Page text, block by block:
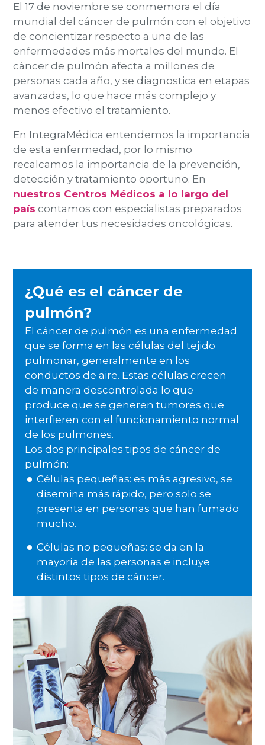
Reserva de Horas
Mi Portal Bupa
modo claro
El 17 de noviembre se conmemora el día
mundial del cáncer de pulmón con el objetivo
de concientizar respecto a una de las
enfermedades más mortales del mundo. El
cáncer de pulmón afecta a millones de
personas cada año, y se diagnostica en etapas
avanzadas, lo que hace más complejo y
menos efectivo el tratamiento.
En IntegraMédica entendemos la importancia
de esta enfermedad, por lo mismo
recalcamos la importancia de la prevención,
detección y tratamiento oportuno. En
nuestros Centros Médicos a lo largo del
país contamos con especialistas preparados
para atender tus necesidades oncológicas.
¿Qué es el cáncer de
pulmón?
El cáncer de pulmón es una enfermedad
que se forma en las células del tejido
pulmonar, generalmente en los
conductos de aire. Estas células crecen
de manera descontrolada lo que
produce que se generen tumores que
interfieren con el funcionamiento normal
de los pulmones.
Los dos principales tipos de cáncer de
pulmón:
Células pequeñas: es más agresivo, se
disemina más rápido, pero solo se
presenta en personas que han fumado
mucho.
Células no pequeñas: se da en la
mayoría de las personas e incluye
distintos tipos de cáncer.